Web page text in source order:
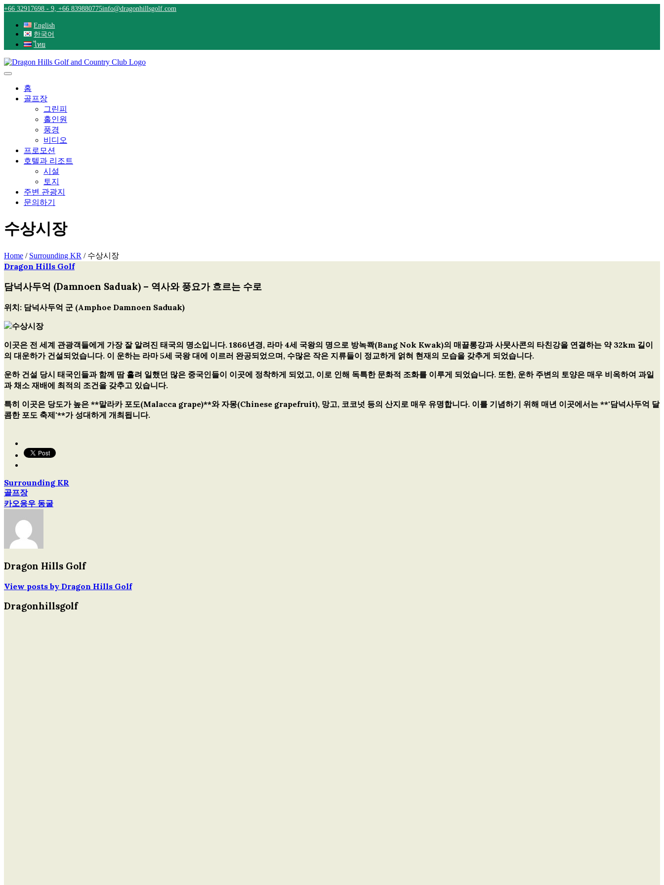
Skip
content
+66 32917698 - 9, +66 839880775info@dragonhillsgolf.com
English
한국어
ไทย
홈
골프장
그린피
홀인원
풍경
비디오
프로모션
호텔과 리조트
시설
토지
주변 관광지
문의하기
수상시장
Home / Surrounding KR / 수상시장
Dragon Hills Golf
탐
색
담넉사두억 (Damnoen Saduak) – 역사와 풍요가 흐르는 수로
위치: 담넉사두억 군 (Amphoe Damnoen Saduak)
이곳은 전 세계 관광객들에게 가장 잘 알려진 태국의 명소입니다. 1866년경, 라마 4세 국왕의 명으로 방녹콱(Bang Nok Kwak)의 매끌롱강과 사뭇사콘의 타친강을 연결하는 약 32km 길이
의 대운하가 건설되었습니다. 이 운하는 라마 5세 국왕대에 이르러 완공되었으며, 수많은 작은 지류들이 정교하게 얽혀 현재의 모습을 갖추게 되었습니다.
운하 건설 당시 태국인들과 함께 땀 흘려 일했던 많은 중국인들이 이곳에 정착하게 되었고, 이로 인해 독특한 문화적 조화를 이루게 되었습니다. 또한, 운하 주변의 토양은 매우 비옥하여 과일
과 채소 재배에 최적의 조건을 갖추고 있습니다.
특히 이곳은 당도가 높은 **말라카 포도(Malacca grape)**와자몽(Chinese grapefruit), 망고, 코코넛 등의 산지로 매우 유명합니다. 이를 기념하기 위해 매년 이곳에서는 **'담넉사두억 달
콤한 포도 축제'**가 성대하게 개최됩니다.
Surrounding KR
글
탐
골프장
카오응우 동굴
Dragon Hills Golf
View posts by Dragon Hills Golf
Dragonhillsgolf